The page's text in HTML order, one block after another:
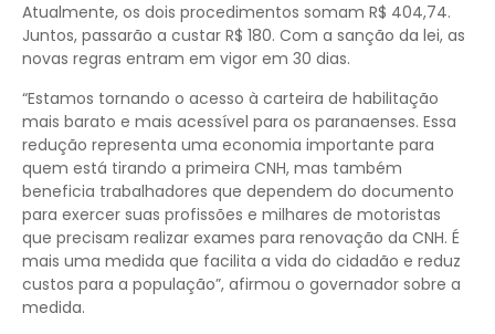
Atualmente, os dois procedimentos somam R$ 404,74.
Juntos, passarão a custar R$ 180. Com a sanção da lei, as
novas regras entram em vigor em 30 dias.
“Estamos tornando o acesso à carteira de habilitação
mais barato e mais acessível para os paranaenses. Essa
redução representa uma economia importante para
quem está tirando a primeira CNH, mas também
beneficia trabalhadores que dependem do documento
para exercer suas profissões e milhares de motoristas
que precisam realizar exames para renovação da CNH. É
mais uma medida que facilita a vida do cidadão e reduz
custos para a população”, afirmou o governador sobre a
medida.